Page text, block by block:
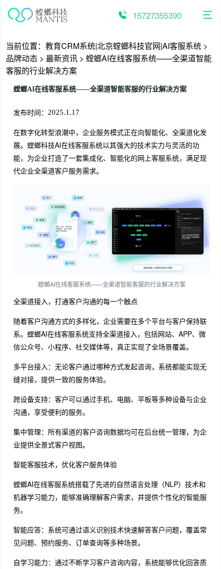
15727355390
当前位置： 教育CRM系统|北京螳螂科技官网|AI客服系统 >
品牌动态 > 最新资讯 > 螳螂AI在线客服系统——全渠道智能
客服的行业解决方案
螳螂AI在线客服系统——全渠道智能客服的行业解决方案
发布时间： 2025.1.17
在数字化转型浪潮中，企业服务模式正在向智能化、全渠道化发
展。螳螂科技AI在线客服系统以其强大的技术实力与灵活的功
能，为企业打造了一套集成化、智能化的网上客服系统，满足现
代企业全渠道客户服务需求。
螳螂AI在线客服系统——全渠道智能客服的行业解决方案
全渠道接入，打通客户沟通的每一个触点
随着客户沟通方式的多样化，企业需要在多个平台与客户保持联
系。螳螂AI在线客服系统支持全渠道接入，包括网站、APP、微
信公众号、小程序、社交媒体等，真正实现了全场景覆盖。
多平台接入：无论客户通过哪种方式发起咨询，系统都能实现无
缝对接，提供一致的服务体验。
跨设备支持：客户可以通过手机、电脑、平板等多种设备与企业
沟通，享受便利的服务。
集中管理：所有渠道的客户咨询数据均可在后台统一管理，为企
业提供全景式客户视图。
智能客服技术，优化客户服务体验
螳螂AI在线客服系统搭载了先进的自然语言处理（NLP）技术和
机器学习能力，能够准确理解客户需求，并提供个性化的智能服
务。
智能应答：系统可通过语义识别技术快速解答客户问题，覆盖常
见问题、预约服务、订单查询等多种场景。
自学习能力：通过不断学习客户咨询内容，系统能够优化回答质